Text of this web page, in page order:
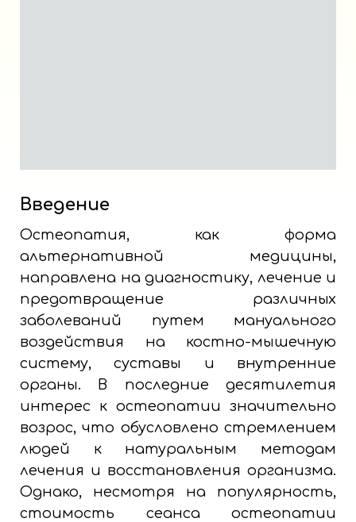
Введение
Остеопатия, как форма
альтернативной медицины,
направлена на диагностику, лечение и
предотвращение различных
заболеваний путем мануального
воздействия на костно-мышечную
систему, суставы и внутренние
органы. В последние десятилетия
интерес к остеопатии значительно
возрос, что обусловлено стремлением
людей к натуральным методам
лечения и восстановления организма.
Однако, несмотря на популярность,
стоимость сеанса остеопатии